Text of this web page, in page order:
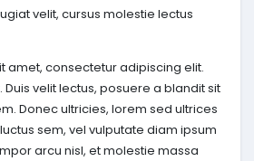
velit, cursus molestie lectus
amet, consectetur adipiscing elit.
velit lectus, posuere a blandit sit
Donec ultricies, lorem sed ultrices
sem, vel vulputate diam ipsum
arcu nisl, et molestie massa